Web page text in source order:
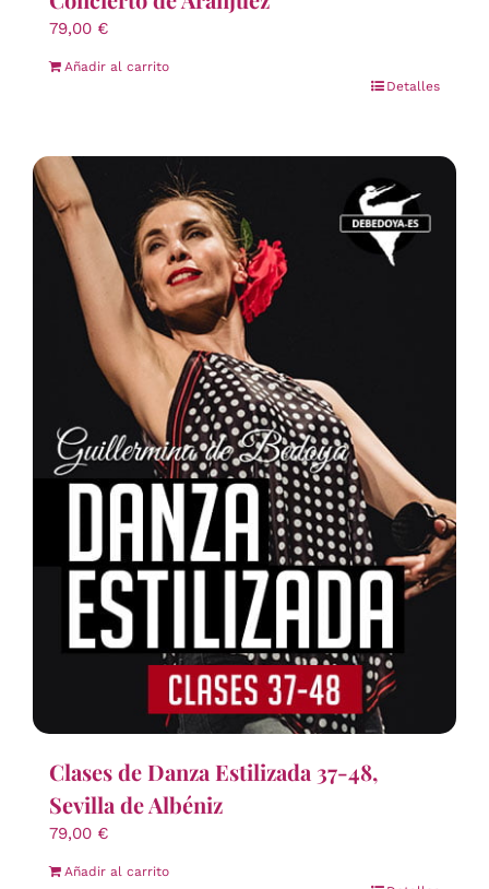
79,00 €
Añadir al carrito
Detalles
Clases de Danza Estilizada 37-48,
Sevilla de Albéniz
79,00 €
Añadir al carrito